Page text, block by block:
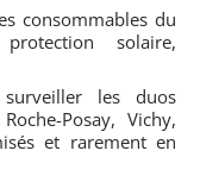
consommables du
solaire,
les duos
Posay, Vichy,
et rarement en